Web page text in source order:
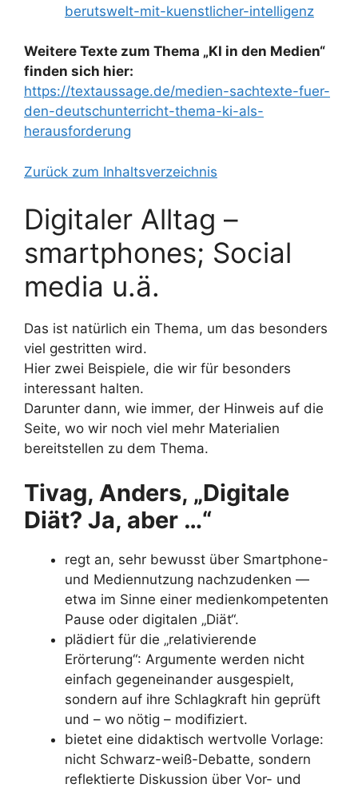
berutswelt-mit-kuenstlicher-intelligenz
Weitere Texte zum Thema „KI in den Medien“
finden sich hier:
https://textaussage.de/medien-sachtexte-fuer-
den-deutschunterricht-thema-ki-als-
herausforderung
Zurück zum Inhaltsverzeichnis
Digitaler Alltag –
smartphones; Social
media u.ä.
Das ist natürlich ein Thema, um das besonders
viel gestritten wird.
Hier zwei Beispiele, die wir für besonders
interessant halten.
Darunter dann, wie immer, der Hinweis auf die
Seite, wo wir noch viel mehr Materialien
bereitstellen zu dem Thema.
Tivag, Anders, „Digitale
Diät? Ja, aber …“
regt an, sehr bewusst über Smartphone-
und Mediennutzung nachzudenken —
etwa im Sinne einer medienkompetenten
Pause oder digitalen „Diät“.
plädiert für die „relativierende
Erörterung“: Argumente werden nicht
einfach gegeneinander ausgespielt,
sondern auf ihre Schlagkraft hin geprüft
und – wo nötig – modifiziert.
bietet eine didaktisch wertvolle Vorlage:
nicht Schwarz-weiß-Debatte, sondern
reflektierte Diskussion über Vor- und